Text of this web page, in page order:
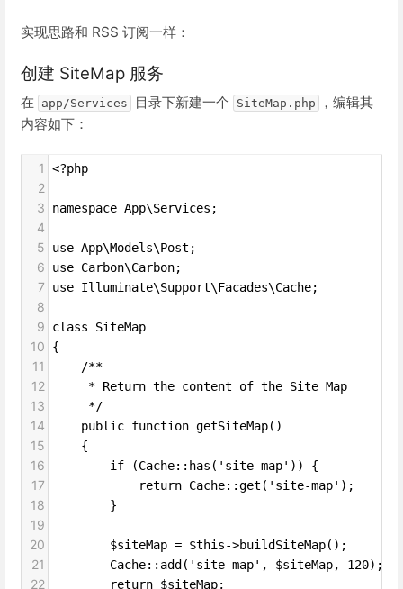
实现思路和 RSS 订阅一样：
创建 SiteMap 服务
在 app/Services 目录下新建一个 SiteMap.php
，编辑其
内容如下：
1 <?php
2
3
namespace App\Services;
4
5
use App\Models\Post;
6 use Carbon\Carbon;
7 use Illuminate\Support\Facades\Cache;
8
9
class SiteMap
10 {
11
    /**
12
     * Return the content of the Site Map
13
     */
14
    public function getSiteMap()
15
    {
16
        if (Cache::has('site-map')) {
17
            return Cache::get('site-map');
18
        }
19
20
        $siteMap = $this->buildSiteMap();
21
        Cache::add('site-map', $siteMap, 120);
22
        return $siteMap;